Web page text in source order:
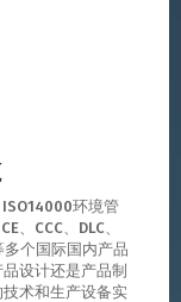
环境管
、CCC、DLC、
个国际国内产品
设计还是产品制
术和生产设备实